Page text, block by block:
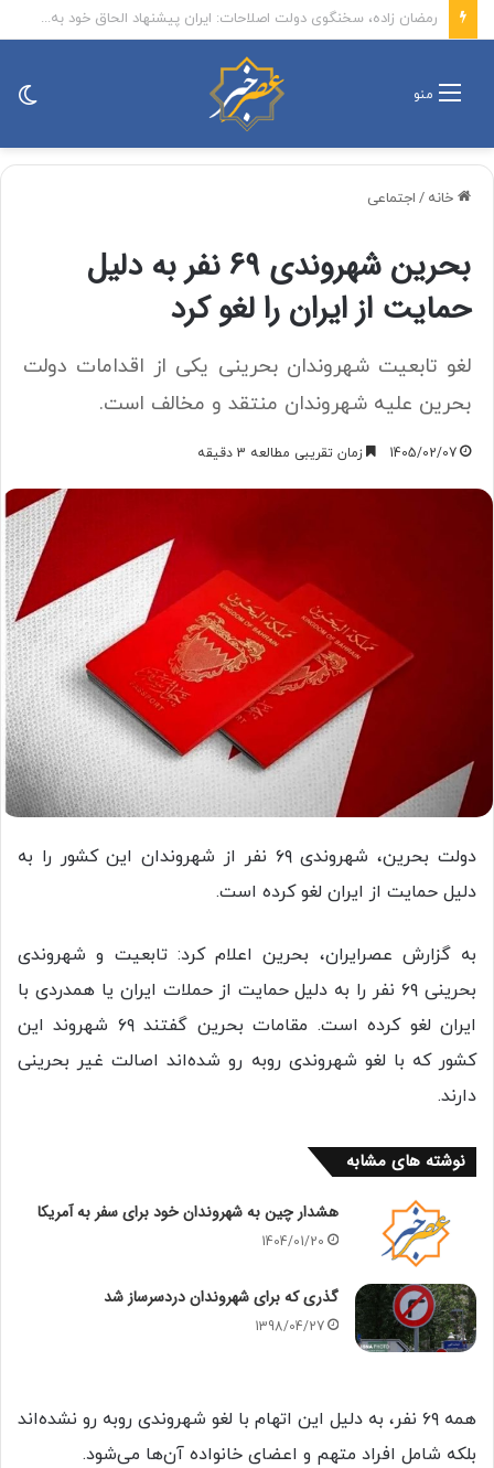
خزانه‌داری آمریکا تحریم‌های جدیدی علیه ایران اعمال کرد
منو
خانه / اجتماعی
بحرین شهروندی ۶۹ نفر به دلیل
حمایت از ایران را لغو کرد
لغو تابعیت شهروندان بحرینی یکی از اقدامات دولت
بحرین علیه شهروندان منتقد و مخالف است.
1405/02/07 زمان تقریبی مطالعه 3 دقیقه
دولت بحرین، شهروندی ۶۹ نفر از شهروندان این کشور را به
دلیل حمایت از ایران لغو کرده است.
به گزارش عصرایران، بحرین اعلام کرد: تابعیت و شهروندی
بحرینی ۶۹ نفر را به دلیل حمایت از حملات ایران یا همدردی با
ایران لغو کرده است. مقامات بحرین گفتند ۶۹ شهروند این
کشور که با لغو شهروندی روبه رو شده‌اند اصالت غیر بحرینی
دارند.
نوشته های مشابه
هشدار چین به شهروندان خود برای سفر به آمریکا
1404/01/20
گذری که برای شهروندان دردسرساز شد
1398/04/27
همه ۶۹ نفر، به دلیل این اتهام با لغو شهروندی روبه رو نشده‌اند
بلکه شامل افراد متهم و اعضای خانواده آن‌ها می‌شود.